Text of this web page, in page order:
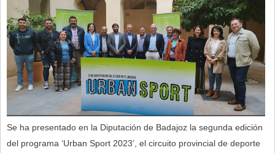
Se ha presentado en la Diputación de Badajoz la segunda edición
del programa ‘Urban Sport 2023’, el circuito provincial de deporte